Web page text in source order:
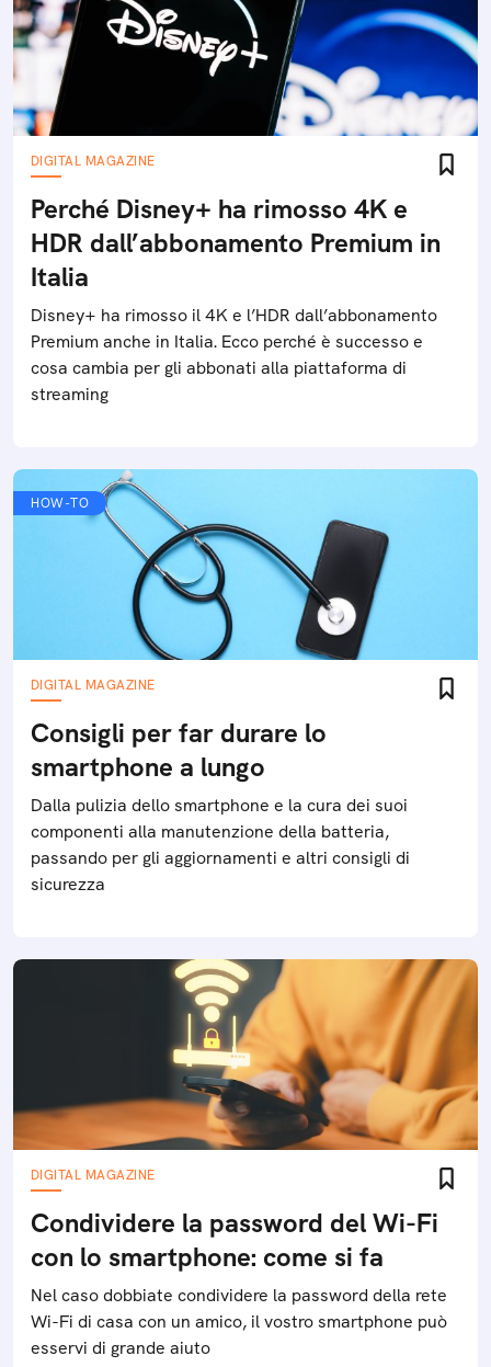
DIGITAL MAGAZINE
Perché Disney+ ha rimosso 4K e
HDR dall’abbonamento Premium in
Italia
Disney+ ha rimosso il 4K e l’HDR dall’abbonamento
Premium anche in Italia. Ecco perché è successo e
cosa cambia per gli abbonati alla piattaforma di
streaming
HOW-TO
DIGITAL MAGAZINE
Consigli per far durare lo
smartphone a lungo
Dalla pulizia dello smartphone e la cura dei suoi
componenti alla manutenzione della batteria,
passando per gli aggiornamenti e altri consigli di
sicurezza
DIGITAL MAGAZINE
Condividere la password del Wi-Fi
con lo smartphone: come si fa
Nel caso dobbiate condividere la password della rete
Wi-Fi di casa con un amico, il vostro smartphone può
esservi di grande aiuto